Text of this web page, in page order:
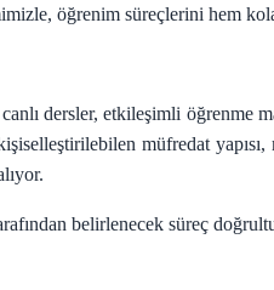
öğrenim süreçlerini hem
dersler, etkileşimli
müfredat
belirlenecek süreç